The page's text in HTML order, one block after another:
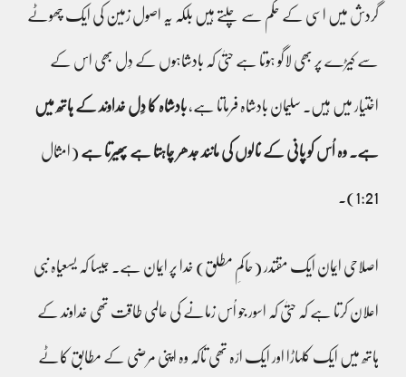
گردش میں اسی کے حکم سے چلتے ہیں بلکہ یہ اصول زمین کی ایک چھوٹے
سے کیڑے پر بھی لاگو ہوتا ہے حتیٰ کہ بادشاہوں کے دِل بھی اس کے
اختیار میں ہیں۔ سلیمان بادشاہ فرماتا ہے،بادشاہ کا دِل خداوند کے ہاتھ میں
ہے۔ وہ اُس کو پانی کے نالوں کی مانند جدھر چاہتا ہے پھیرتا ہے (امثال
1:21)۔
اصلاحی ایمان ایک مقتدر (حاکمِ مطلق) خدا پر ایمان ہے۔ جیسا کہ یسعیاہ نبی
اعلان کرتا ہے کہ حتیٰ کہ اسور جو اُس زمانے کی عالمی طاقت تھی خداوند کے
ہاتھ میں ایک کلہاڑا اور ایک ارّہ تھی تاکہ وہ اپنی مرضی کے مطابق کاٹے